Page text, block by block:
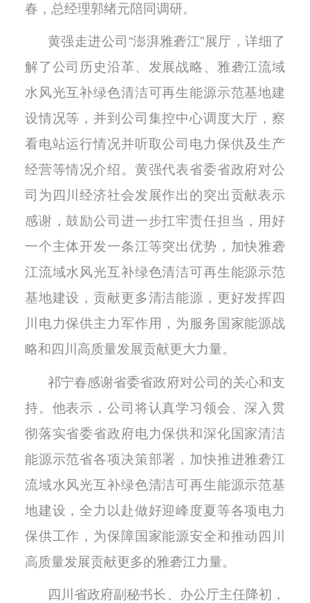
春，总经理郭绪元陪同调研。
黄强走进公司“澎湃雅砻江”展厅，详细了
解了公司历史沿革、发展战略、雅砻江流域
水风光互补绿色清洁可再生能源示范基地建
设情况等，并到公司集控中心调度大厅，察
看电站运行情况并听取公司电力保供及生产
经营等情况介绍。黄强代表省委省政府对公
司为四川经济社会发展作出的突出贡献表示
感谢，鼓励公司进一步扛牢责任担当，用好
一个主体开发一条江等突出优势，加快雅砻
江流域水风光互补绿色清洁可再生能源示范
基地建设，贡献更多清洁能源，更好发挥四
川电力保供主力军作用，为服务国家能源战
略和四川高质量发展贡献更大力量。
祁宁春感谢省委省政府对公司的关心和支
持。他表示，公司将认真学习领会、深入贯
彻落实省委省政府电力保供和深化国家清洁
能源示范省各项决策部署，加快推进雅砻江
流域水风光互补绿色清洁可再生能源示范基
地建设，全力以赴做好迎峰度夏等各项电力
保供工作，为保障国家能源安全和推动四川
高质量发展贡献更多的雅砻江力量。
四川省政府副秘书长、办公厅主任降初，